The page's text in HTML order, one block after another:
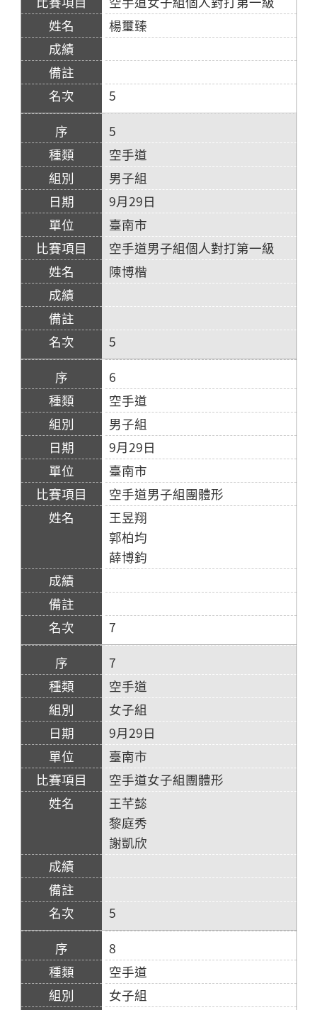
楊璽臻
5
5
空手道
男子組
9月29日
臺南市
空手道男子組個人對打第一級
陳博楷
5
6
空手道
男子組
9月29日
臺南市
空手道男子組團體形
王昱翔
郭柏均
薛博鈞
7
7
空手道
女子組
9月29日
臺南市
空手道女子組團體形
王芊懿
黎庭秀
謝凱欣
5
8
空手道
女子組